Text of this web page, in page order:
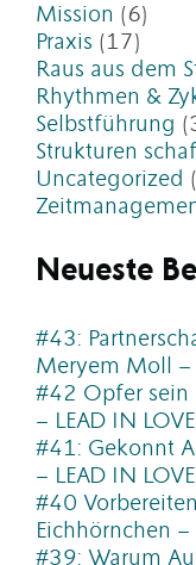
Mission (6)
Praxis (17)
Raus aus dem
Rhythmen &
Selbstführung
Strukturen
Uncategorized
Neueste
#43:
Meryem Moll –
#42 Opfer sein
– LEAD IN LOVE
#41: Gekonnt
– LEAD IN LOVE
#40
Eichhörnchen –
#39: Warum